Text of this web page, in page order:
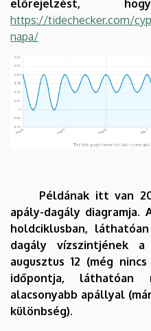
előrejelzést,
https://tidechecker.com/
napa/
Példának itt van
apály-dagály diagramja.
holdciklusban,
dagály vízszintjének
augusztus 12 (még
időpontja, láthatóan
alacsonyabb apállyal
különbség).